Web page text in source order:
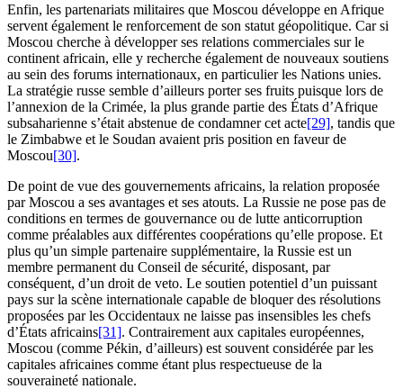
Enfin, les partenariats militaires que Moscou développe en Afrique
servent également le renforcement de son statut géopolitique. Car si
Moscou cherche à développer ses relations commerciales sur le
continent africain, elle y recherche également de nouveaux soutiens
au sein des forums internationaux, en particulier les Nations unies.
La stratégie russe semble d’ailleurs porter ses fruits puisque lors de
l’annexion de la Crimée, la plus grande partie des États d’Afrique
subsaharienne s’était abstenue de condamner cet acte[29], tandis que
le Zimbabwe et le Soudan avaient pris position en faveur de
Moscou[30].
De point de vue des gouvernements africains, la relation proposée
par Moscou a ses avantages et ses atouts. La Russie ne pose pas de
conditions en termes de gouvernance ou de lutte anticorruption
comme préalables aux différentes coopérations qu’elle propose. Et
plus qu’un simple partenaire supplémentaire, la Russie est un
membre permanent du Conseil de sécurité, disposant, par
conséquent, d’un droit de veto. Le soutien potentiel d’un puissant
pays sur la scène internationale capable de bloquer des résolutions
proposées par les Occidentaux ne laisse pas insensibles les chefs
d’États africains[31]. Contrairement aux capitales européennes,
Moscou (comme Pékin, d’ailleurs) est souvent considérée par les
capitales africaines comme étant plus respectueuse de la
souveraineté nationale.